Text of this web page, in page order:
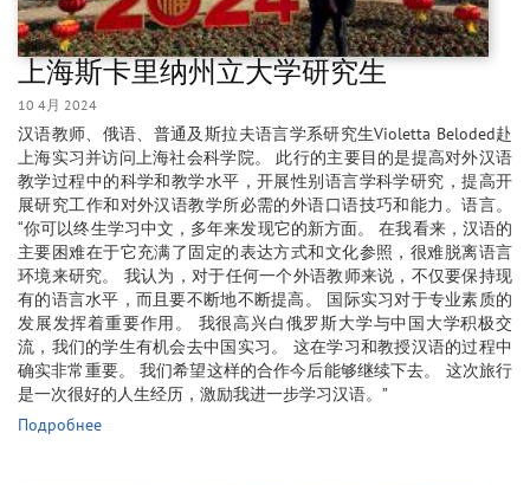
上海斯卡里纳州立大学研究生
10 4月 2024
汉语教师、俄语、普通及斯拉夫语言学系研究生Violetta Beloded赴
上海实习并访问上海社会科学院。 此行的主要目的是提高对外汉语
教学过程中的科学和教学水平，开展性别语言学科学研究，提高开
展研究工作和对外汉语教学所必需的外语口语技巧和能力。语言。
“你可以终生学习中文，多年来发现它的新方面。 在我看来，汉语的
主要困难在于它充满了固定的表达方式和文化参照，很难脱离语言
环境来研究。 我认为，对于任何一个外语教师来说，不仅要保持现
有的语言水平，而且要不断地不断提高。 国际实习对于专业素质的
发展发挥着重要作用。 我很高兴白俄罗斯大学与中国大学积极交
流，我们的学生有机会去中国实习。 这在学习和教授汉语的过程中
确实非常重要。 我们希望这样的合作今后能够继续下去。 这次旅行
是一次很好的人生经历，激励我进一步学习汉语。”
Подробнее